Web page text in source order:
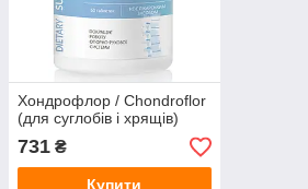
Хондрофлор / Chondroflor
(для суглобів і хрящів)
731 ₴
Купити